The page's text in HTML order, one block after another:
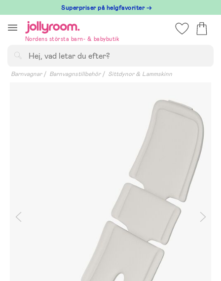
till
innehållet
Superpriser på helgfavoriter →
Nordens största barn- & babybutik
Barnvagnar Barnvagnstillbehör Sittdynor & Lammskinn